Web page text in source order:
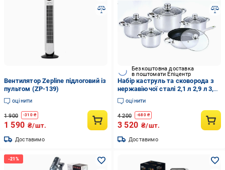
Вентилятор Zepline підлоговий із
пультом (ZP-139)
оцінити
1 900 -310₴
1 590 ₴/шт.
Доставимо
Безкоштовна доставка
в поштомати Епіцентр
Набір каструль та сковорода з
нержавіючої сталі 2,1 л 2,9 л 3,9
л 6,5 л 10 пр. (BN-195)
оцінити
4 200 -680₴
3 520 ₴/шт.
Доставимо